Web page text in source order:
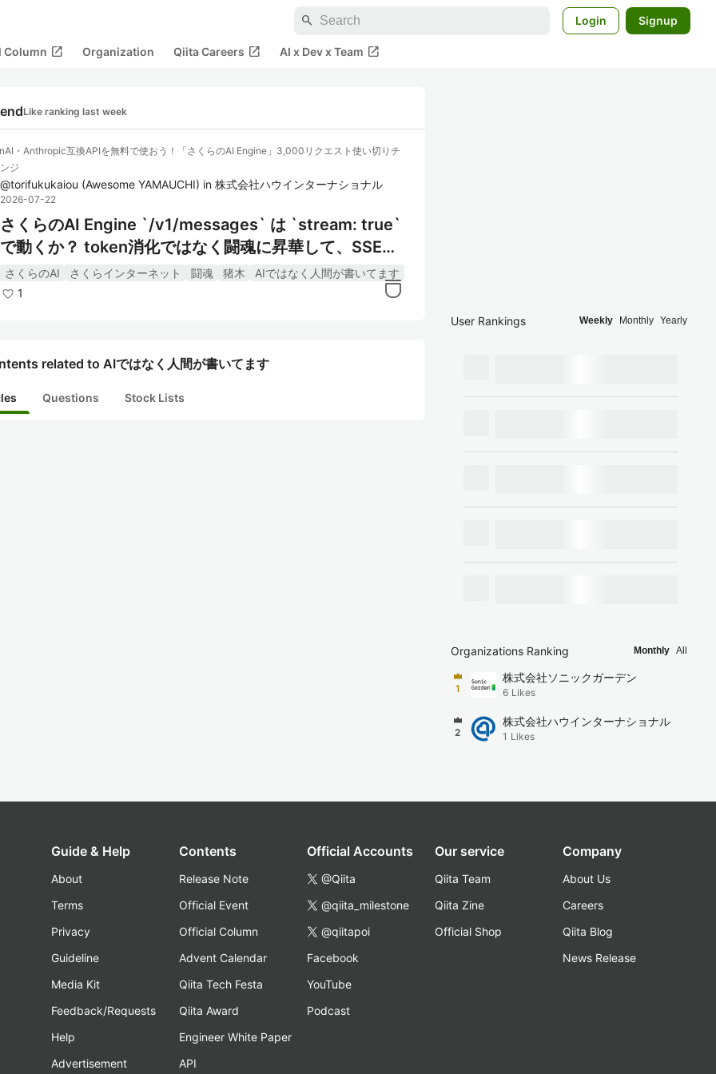
search Login Signup
Column open_in_new Organization Qiita Careers open_in_new AI x Dev x Team open_in_new
Like ranking last week
・Anthropic互換APIを無料で使おう！「さくらのAI Engine」3,000リクエスト使い切りチ
ジ
@torifukukaiou (Awesome YAMAUCHI) in 株式会社ハウインターナショナル
2026-07-22
さくらのAI Engine `/v1/messages` は `stream: true`
で動くか？ token消化ではなく闘魂に昇華して、SSEの
深淵を覗く
さくらのAI さくらインターネット 闘魂 猪木
AIではなく人間が書いてます
1
related to AIではなく人間が書いてます
Questions Stock Lists
User Rankings Weekly Monthly Yearly
Organizations Ranking Monthly All
1
株式会社ソニックガーデン
6 Likes
2
株式会社ハウインターナショナル
1 Likes
Guide & Help
About
Terms
Privacy
Guideline
Media Kit
Feedback/Requests
Help
Advertisement
Contents
Release Note
Official Event
Official Column
Advent Calendar
Qiita Tech Festa
Qiita Award
Engineer White Paper
API
Official Accounts
@Qiita
@qiita_milestone
@qiitapoi
Facebook
YouTube
Podcast
Our service
Qiita Team
Qiita Zine
Official Shop
Company
About Us
Careers
Qiita Blog
News Release